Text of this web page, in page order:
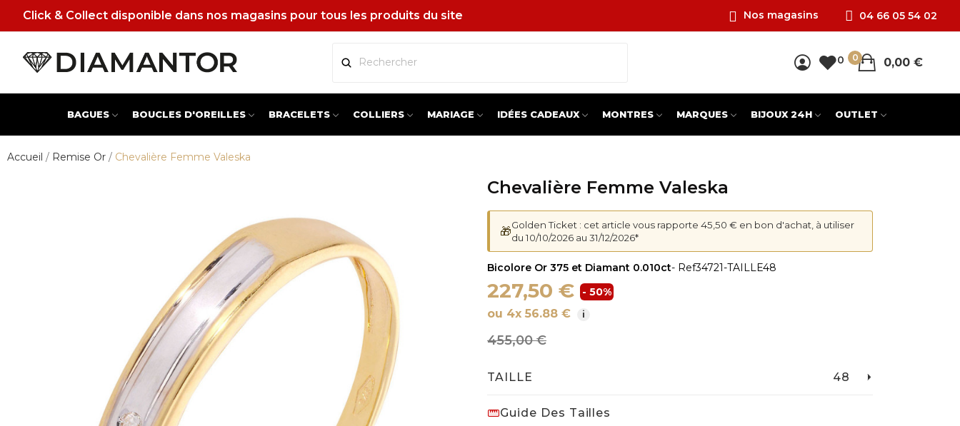
Click & Collect disponible dans nos magasins pour tous les produits du site Nos magasins 04 66 05 54 02
0 0,00 €
0
BAGUES BOUCLES D'OREILLES BRACELETS COLLIERS MARIAGE IDÉES CADEAUX MONTRES MARQUES BIJOUX 24H OUTLET
Accueil Remise Or Chevalière Femme Valeska
Chevalière Femme Valeska
🎁Golden Ticket : cet article vous rapporte 45,50 € en bon d'achat, à utiliser
du 10/10/2026 au 31/12/2026*
Bicolore Or 375 et Diamant 0.010ct- Ref34721-TAILLE48
227,50 € - 50%
ou 4x 56.88 € i
455,00 €
TAILLE 48
Guide Des Tailles